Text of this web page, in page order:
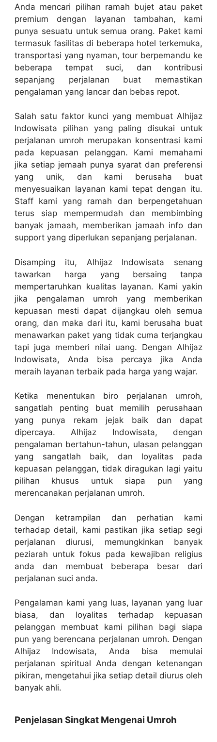
Anda mencari pilihan ramah bujet atau paket
premium dengan layanan tambahan, kami
punya sesuatu untuk semua orang. Paket kami
termasuk fasilitas di beberapa hotel terkemuka,
transportasi yang nyaman, tour berpemandu ke
beberapa tempat suci, dan kontribusi
sepanjang perjalanan buat memastikan
pengalaman yang lancar dan bebas repot.
Salah satu faktor kunci yang membuat Alhijaz
Indowisata pilihan yang paling disukai untuk
perjalanan umroh merupakan konsentrasi kami
pada kepuasan pelanggan. Kami memahami
jika setiap jemaah punya syarat dan preferensi
yang unik, dan kami berusaha buat
menyesuaikan layanan kami tepat dengan itu.
Staff kami yang ramah dan berpengetahuan
terus siap mempermudah dan membimbing
banyak jamaah, memberikan jamaah info dan
support yang diperlukan sepanjang perjalanan.
Disamping itu, Alhijaz Indowisata senang
tawarkan harga yang bersaing tanpa
mempertaruhkan kualitas layanan. Kami yakin
jika pengalaman umroh yang memberikan
kepuasan mesti dapat dijangkau oleh semua
orang, dan maka dari itu, kami berusaha buat
menawarkan paket yang tidak cuma terjangkau
tapi juga memberi nilai uang. Dengan Alhijaz
Indowisata, Anda bisa percaya jika Anda
meraih layanan terbaik pada harga yang wajar.
Ketika menentukan biro perjalanan umroh,
sangatlah penting buat memilih perusahaan
yang punya rekam jejak baik dan dapat
dipercaya. Alhijaz Indowisata, dengan
pengalaman bertahun-tahun, ulasan pelanggan
yang sangatlah baik, dan loyalitas pada
kepuasan pelanggan, tidak diragukan lagi yaitu
pilihan khusus untuk siapa pun yang
merencanakan perjalanan umroh.
Dengan ketrampilan dan perhatian kami
terhadap detail, kami pastikan jika setiap segi
perjalanan diurusi, memungkinkan banyak
peziarah untuk fokus pada kewajiban religius
anda dan membuat beberapa besar dari
perjalanan suci anda.
Pengalaman kami yang luas, layanan yang luar
biasa, dan loyalitas terhadap kepuasan
pelanggan membuat kami pilihan bagi siapa
pun yang berencana perjalanan umroh. Dengan
Alhijaz Indowisata, Anda bisa memulai
perjalanan spiritual Anda dengan ketenangan
pikiran, mengetahui jika setiap detail diurus oleh
banyak ahli.
Penjelasan Singkat Mengenai Umroh